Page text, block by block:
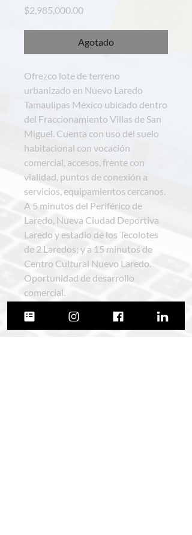
$2,985,000.00Precio
Agotado
Ofrezco lote de terreno
urbanizado en Nuevo Laredo
Tamaulipas México ubicado dentro
del Fraccionamiento Villas de San
Miguel. Cuenta con uso del suelo
habitacional con vocación
comercial, accesos, frente con
vialidad, puntos de conexión a
servicios, equipamientos cercanos.
A 5 minutos del Periférico de
Laredo, Nueva Ciudad Deportiva
Laredo y estadio de los Tecolotes
de 2 Laredos; y a 15 minutos de
Centro Cultural Nuevo Laredo.
Oportunidad de desarrollo
comercial.
Superficie: 2,466.68 M2